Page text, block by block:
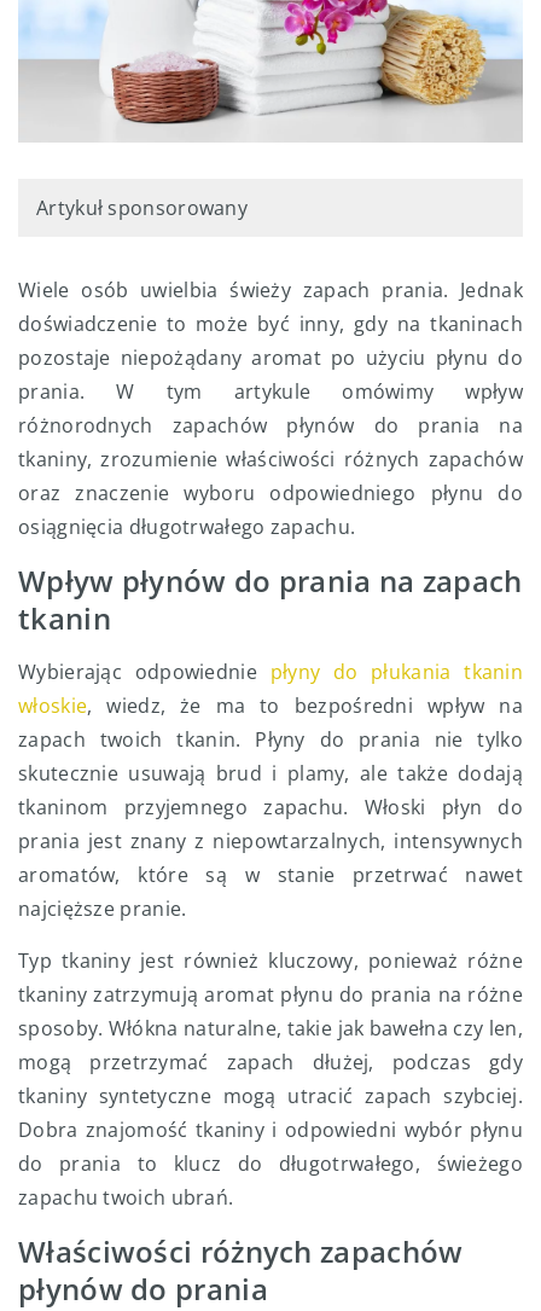
Artykuł sponsorowany
Wiele osób uwielbia świeży zapach prania. Jednak
doświadczenie to może być inny, gdy na tkaninach
pozostaje niepożądany aromat po użyciu płynu do
prania. W tym artykule omówimy wpływ
różnorodnych zapachów płynów do prania na
tkaniny, zrozumienie właściwości różnych zapachów
oraz znaczenie wyboru odpowiedniego płynu do
osiągnięcia długotrwałego zapachu.
Wpływ płynów do prania na zapach
tkanin
Wybierając odpowiednie płyny do płukania tkanin
włoskie, wiedz, że ma to bezpośredni wpływ na
zapach twoich tkanin. Płyny do prania nie tylko
skutecznie usuwają brud i plamy, ale także dodają
tkaninom przyjemnego zapachu. Włoski płyn do
prania jest znany z niepowtarzalnych, intensywnych
aromatów, które są w stanie przetrwać nawet
najcięższe pranie.
Typ tkaniny jest również kluczowy, ponieważ różne
tkaniny zatrzymują aromat płynu do prania na różne
sposoby. Włókna naturalne, takie jak bawełna czy len,
mogą przetrzymać zapach dłużej, podczas gdy
tkaniny syntetyczne mogą utracić zapach szybciej.
Dobra znajomość tkaniny i odpowiedni wybór płynu
do prania to klucz do długotrwałego, świeżego
zapachu twoich ubrań.
Właściwości różnych zapachów
płynów do prania